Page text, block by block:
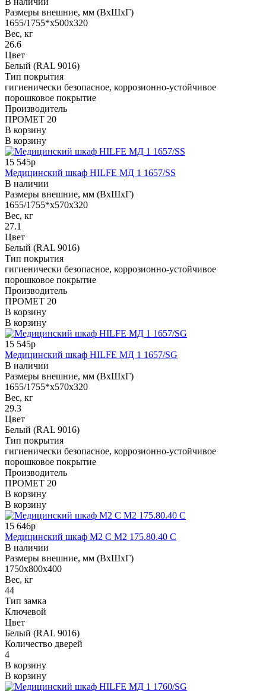
Размеры внешние, мм (ВхШхГ)
1655/1755*x500x320
Вес, кг
26.6
Цвет
Белый (RAL 9016)
Тип покрытия
гигиенически безопасное, коррозионно-устойчивое
порошковое покрытие
Производитель
ПРОМЕТ 20
В корзину
В корзину
15 545р
Медицинский шкаф HILFE МД 1 1657/SS
В наличии
Размеры внешние, мм (ВхШхГ)
1655/1755*x570x320
Вес, кг
27.1
Цвет
Белый (RAL 9016)
Тип покрытия
гигиенически безопасное, коррозионно-устойчивое
порошковое покрытие
Производитель
ПРОМЕТ 20
В корзину
В корзину
15 545р
Медицинский шкаф HILFE МД 1 1657/SG
В наличии
Размеры внешние, мм (ВхШхГ)
1655/1755*x570x320
Вес, кг
29.3
Цвет
Белый (RAL 9016)
Тип покрытия
гигиенически безопасное, коррозионно-устойчивое
порошковое покрытие
Производитель
ПРОМЕТ 20
В корзину
В корзину
15 646р
Медицинский шкаф M2 C М2 175.80.40 С
В наличии
Размеры внешние, мм (ВхШхГ)
1750х800х400
Вес, кг
44
Тип замка
Ключевой
Цвет
Белый (RAL 9016)
Количество дверей
4
В корзину
В корзину